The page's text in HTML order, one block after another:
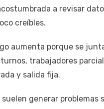
a revisar
creíbles.
aumenta porque se
trabajadores
y salida fija.
generar problemas